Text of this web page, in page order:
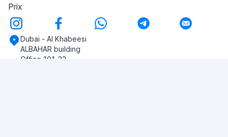
Prix
Dubai - Al Khabeesi
ALBAHAR building
Office 101-33